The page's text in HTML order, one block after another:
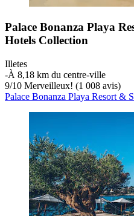
Palace Bonanza Playa
Hotels Collection
Illetes
‐À 8,18 km du centre-ville
9/10 Merveilleux! (1 008 avis)
Palace Bonanza Playa Resort &